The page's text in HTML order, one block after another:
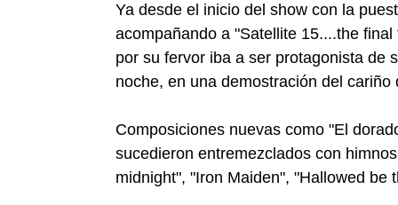
Ya desde el inicio del show con la
acompañando a "Satellite 15....the
por su fervor iba a ser protagonista de
noche, en una demostración del
Composiciones nuevas como "El
sucedieron entremezclados con
midnight", "Iron Maiden", "Hallowed be